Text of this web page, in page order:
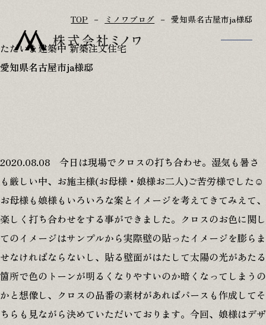
TOP
OB様宅訪問記
ただいま建築中
イベント情報
ミノワブログ
お知らせ
お問い合わせ
修理･点検依頼
プライバシーポリシー
TOP ミノワブログ 愛知県名古屋市ja様邸
ただいま建築中 新築注文住宅
愛知県名古屋市ja様邸
2020.08.08 今日は現場でクロスの打ち合わせ。湿気も暑さ
も厳しい中、お施主様(お母様・娘様お二人)ご苦労様でした☺
お母様も娘様もいろいろな案とイメージを考えてきてみえて、
楽しく打ち合わせをする事ができました。クロスのお色に関し
てのイメージはサンプルから実際壁の貼ったイメージを膨らま
せなければならないし、貼る壁面がはたして太陽の光があたる
箇所で色のトーンが明るくなりやすいのか暗くなってしまうの
かと想像し、クロスの品番の素材があればパースも作成してそ
ちらも見ながら決めていただいております。今回、娘様はデザ